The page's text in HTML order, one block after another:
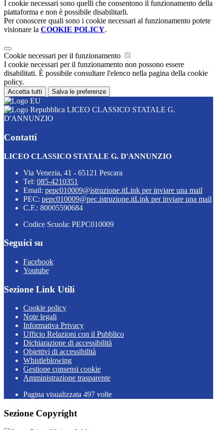
I cookie necessari sono quelli che consentono il funzionamento della
piattaforma e non è possibile disabilitarli.
Per conoscere quali sono i cookie necessari al funzionamento potete
visionare la COOKIE POLICY.
Cookie necessari per il funzionamento
I cookie necessari per il funzionamento non possono essere
disabilitati. È possibile consultare l'elenco nella pagina della cookie
policy.
Accetta tutti Salva le preferenze
LICEO CLASSICO STATALE G.
D'ANNUNZIO
Contatti
LICEO CLASSICO STATALE G. D'ANNUNZIO
Via Venezia, 41 - 65121 Pescara
Tel: 085-4210351
Email: pepc010009@istruzione.itLink per inviare una mail
PEC: pepc010009@pec.istruzione.itLink per inviare una mail
C.F.: 80005590684
Codice Scuola: PEPC010009
Seguici su
Facebook
Youtube
Sezione Link Utili
Cookie policy
Note legali
Informativa Privacy
Ufficio Relazioni con il Pubblico
Dichiarazione di accessibilità
Obiettivi di accessibilità
Whistleblowing
Gestione consensi cookie
Amministrazione trasparente
Pagina visualizzata 497 volte
Sezione Copyright